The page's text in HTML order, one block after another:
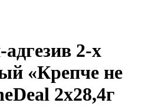
2-х
«Крепче не
2х28,4г